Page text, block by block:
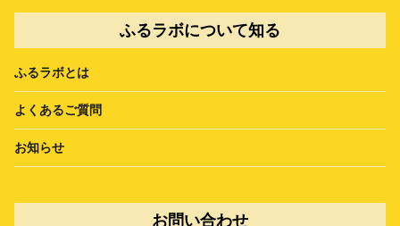
ふるラボについて知る
ふるラボとは
よくあるご質問
お知らせ
お問い合わせ